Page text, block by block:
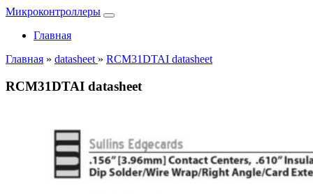
Микроконтроллеры
Главная
Главная » datasheet » RCM31DTAI datasheet
RCM31DTAI datasheet